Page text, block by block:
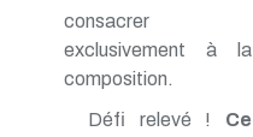
consacrer
exclusivement à la
composition.
Défi relevé ! Ce